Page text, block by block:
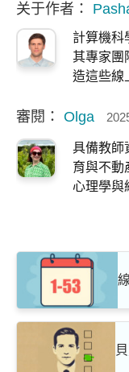
关于作者：
計算機科
其專家團
造這些線
審閱： Olga
具備教師
育與不動
心理學與